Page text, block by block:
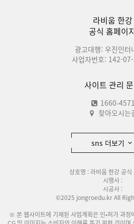
라비움 한강
공식 홈페이
광고대행: 우진인터
사업자번호: 142-
사이트 관리
1660-4571
찾아오시는
sns 더보기
상호명 : 라비움 한강 공식
시행사 :
시공사 :
©2025 jongroedu.kr All
※ 본 웹사이트에 기재된 사업계획은 인•허가 과정